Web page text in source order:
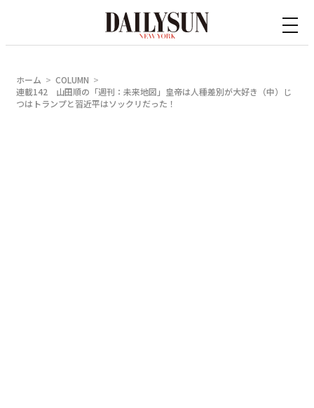
ホーム
COLUMN
連載142 山田順の「週刊：未来地図」皇帝は人種差別が大好き（中）じ
つはトランプと習近平はソックリだった！